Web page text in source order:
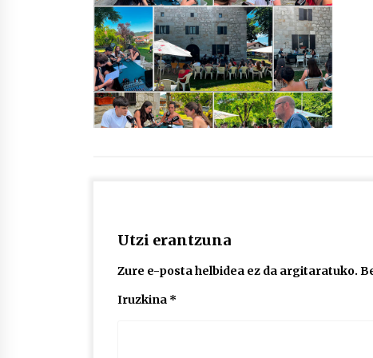
protagonista
2026/07/16
POTTO: San Pedro jaietako bertso-
saioa
2026/07/09
Utzi erantzuna
Zure e-posta helbidea ez da argitaratuko.
Iruzkina *